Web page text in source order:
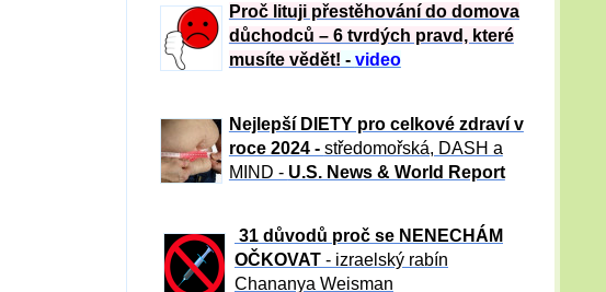
Proč lituji přestěhování do domova
důchodců – 6 tvrdých pravd, které
musíte vědět! - video
Nejlepší DIETY pro celkové zdraví v
roce 2024 - středomořská, DASH a
MIND - U.S. News & World Report
31 důvod ů proč se NENECHÁM
OČKOVAT - izraelský rabín
Chananya Weisman